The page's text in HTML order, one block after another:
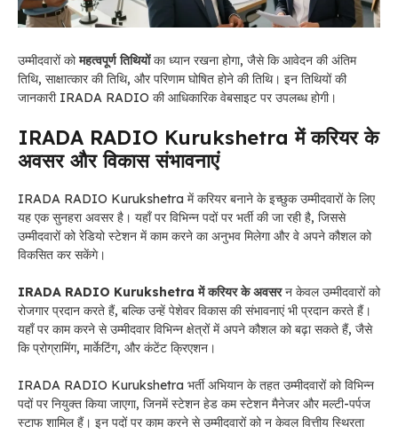
उम्मीदवारों कोमहत्वपूर्ण तिथियोंका ध्यान रखना होगा, जैसे कि आवेदन की अंतिम
तिथि, साक्षात्कार की तिथि, और परिणाम घोषित होने की तिथि। इन तिथियों की
जानकारी IRADA RADIO की आधिकारिक वेबसाइट पर उपलब्ध होगी।
IRADA RADIO Kurukshetra में करियर के
अवसर और विकास संभावनाएं
IRADA RADIO Kurukshetra में करियर बनाने के इच्छुक उम्मीदवारों के लिए
यह एक सुनहरा अवसर है। यहाँ पर विभिन्न पदों पर भर्ती की जा रही है, जिससे
उम्मीदवारों को रेडियो स्टेशन में काम करने का अनुभव मिलेगा और वे अपने कौशल को
विकसित कर सकेंगे।
IRADA RADIO Kurukshetra में करियर के अवसरन केवल उम्मीदवारों को
रोजगार प्रदान करते हैं, बल्कि उन्हें पेशेवर विकास की संभावनाएं भी प्रदान करते हैं।
यहाँ पर काम करने से उम्मीदवार विभिन्न क्षेत्रों में अपने कौशल को बढ़ा सकते हैं, जैसे
कि प्रोग्रामिंग, मार्केटिंग, और कंटेंट क्रिएशन।
IRADA RADIO Kurukshetra भर्ती अभियान के तहत उम्मीदवारों को विभिन्न
पदों पर नियुक्त किया जाएगा, जिनमें स्टेशन हेड कम स्टेशन मैनेजर और मल्टी-पर्पज
स्टाफ शामिल हैं। इन पदों पर काम करने से उम्मीदवारों को न केवल वित्तीय स्थिरता